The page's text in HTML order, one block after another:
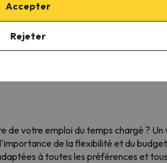
pour les offres
Europe
Séjours au ski
votre emploi du temps chargé ?
de la flexibilité et du
à toutes les préférences et
Accepter
Rejeter